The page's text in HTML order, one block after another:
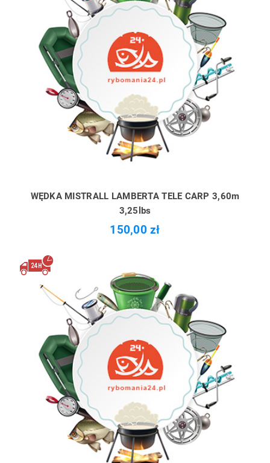
WĘDKA MISTRALL LAMBERTA TELE CARP 3,60m
3,25lbs
150,00 zł